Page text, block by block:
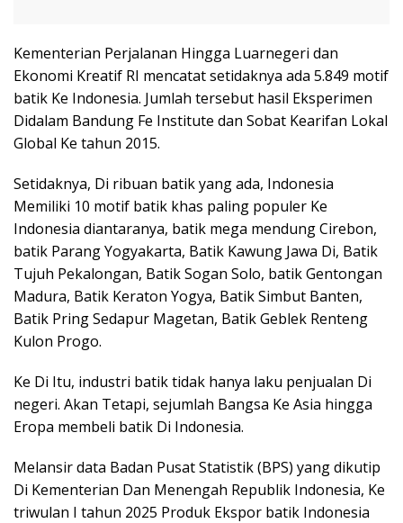
Kementerian Perjalanan Hingga Luarnegeri dan
Ekonomi Kreatif RI mencatat setidaknya ada 5.849 motif
batik Ke Indonesia. Jumlah tersebut hasil Eksperimen
Didalam Bandung Fe Institute dan Sobat Kearifan Lokal
Global Ke tahun 2015.
Setidaknya, Di ribuan batik yang ada, Indonesia
Memiliki 10 motif batik khas paling populer Ke
Indonesia diantaranya, batik mega mendung Cirebon,
batik Parang Yogyakarta, Batik Kawung Jawa Di, Batik
Tujuh Pekalongan, Batik Sogan Solo, batik Gentongan
Madura, Batik Keraton Yogya, Batik Simbut Banten,
Batik Pring Sedapur Magetan, Batik Geblek Renteng
Kulon Progo.
Ke Di Itu, industri batik tidak hanya laku penjualan Di
negeri. Akan Tetapi, sejumlah Bangsa Ke Asia hingga
Eropa membeli batik Di Indonesia.
Melansir data Badan Pusat Statistik (BPS) yang dikutip
Di Kementerian Dan Menengah Republik Indonesia, Ke
triwulan I tahun 2025 Produk Ekspor batik Indonesia